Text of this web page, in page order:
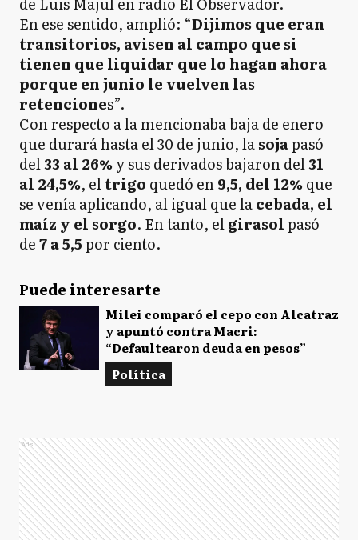
En ese sentido, amplió: “Dijimos que eran
transitorios, avisen al campo que si
tienen que liquidar que lo hagan ahora
porque en junio le vuelven las
retenciones”.
Con respecto a la mencionaba baja de enero
que durará hasta el 30 de junio, lasojapasó
del33 al 26%y sus derivados bajaron del31
al 24,5%, eltrigo quedó en9,5, del 12%que
se venía aplicando, al igual que lacebada, el
maíz y el sorgo. En tanto, elgirasolpasó
de7 a 5,5por ciento.
Puede interesarte
Milei comparó el cepo con Alcatraz
y apuntó contra Macri:
“Defaultearon deuda en pesos”
Política
Ads